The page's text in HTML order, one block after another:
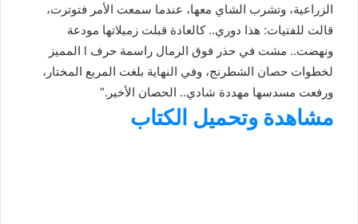
الزراعية، وتشرب الشاي معها، عندما سمعت الأمر فتوترت،
قالت للفتيات: هذا دوري.. كالعادة قبلت زميلاتها مودعة
ونهضت.. مشت في حذر فوق الرمال راسمة حرف l المميز
لخطوات حصان الشطرنج، وفي النهاية بلغت المربع المختار،
ورفعت مسدسها مهددة شادي.. الحصان الأخير.”
مشاهدة وتحميل الكتاب